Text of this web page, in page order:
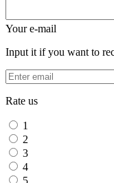
Your e-mail
Input it if you want to
Rate us
1
2
3
4